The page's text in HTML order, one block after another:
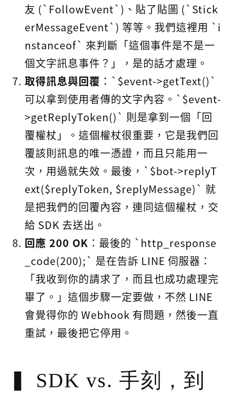
友 (`FollowEvent`)、貼了貼圖 (`Stick
erMessageEvent`) 等等。我們這裡用 `i
nstanceof` 來判斷「這個事件是不是一
個文字訊息事件？」，是的話才處理。
取得訊息與回覆 ：`$event->getText()`
可以拿到使用者傳的文字內容。`$event-
>getReplyToken()` 則是拿到一個「回
覆權杖」。這個權杖很重要，它是我們回
覆該則訊息的唯一憑證，而且只能用一
次，用過就失效。最後，`$bot->replyT
ext($replyToken, $replyMessage)` 就
是把我們的回覆內容，連同這個權杖，交
給 SDK 去送出。
回應 200 OK ：最後的 `http_response
_code(200);` 是在告訴 LINE 伺服器：
「我收到你的請求了，而且也成功處理完
畢了。」這個步驟一定要做，不然 LINE
會覺得你的 Webhook 有問題，然後一直
重試，最後把它停用。
SDK vs. 手刻，到